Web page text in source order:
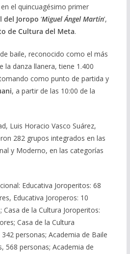
el quincuagésimo primer
del Joropo ‘Miguel Ángel Martín’,
de Cultura del Meta.
baile, reconocido como el más
la danza llanera, tiene 1.400
como punto de partida y
, a partir de las 10:00 de la
Luis Horacio Vasco Suárez,
282 grupos integrados en las
y Moderno, en las categorías
Educativa Joroperitos: 68
Educativa Joroperos: 10
Casa de la Cultura Joroperitos:
Casa de la Cultura
personas; Academia de Baile
568 personas; Academia de